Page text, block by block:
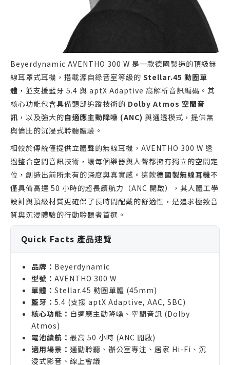
Beyerdynamic AVENTHO 300 W 是一款德國製造的頂級無
線耳罩式耳機，搭載源自錄音室等級的 Stellar.45 動圈單
體 ，並支援藍牙 5.4 與 aptX Adaptive 高解析音訊編碼。其
核心功能包含具備頭部追蹤技術的 Dolby Atmos 空間音
訊 ，以及強大的自適應主動降噪 (ANC) 與通透模式，提供無
與倫比的沉浸式聆聽體驗。
相較於傳統僅提供立體聲的無線耳機，AVENTHO 300 W 透
過整合空間音訊技術，讓每個樂器與人聲都擁有獨立的空間定
位，創造出前所未有的深度與真實感。這款德國製無線耳機不
僅具備高達 50 小時的超長續航力（ANC 開啟），其人體工學
設計與頂級材質更確保了長時間配戴的舒適性，是追求極致音
質與沉浸體驗的行動聆聽者首選。
Quick Facts 產品速覽
品牌： Beyerdynamic
型號： AVENTHO 300 W
單體： Stellar.45 動圈單體 (45mm)
藍牙： 5.4 (支援 aptX Adaptive, AAC, SBC)
核心功能： 自適應主動降噪、空間音訊 (Dolby
Atmos)
電池續航： 最高 50 小時 (ANC 開啟)
適用場景： 通勤聆聽、辦公室專注、居家 Hi-Fi、沉
浸式影音、線上會議